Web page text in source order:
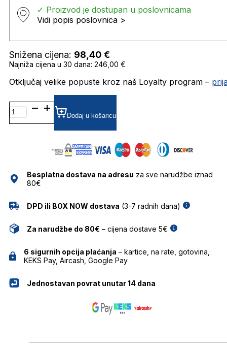
✓ Proizvod je dostupan u poslovnicama
Vidi popis poslovnica >
Snižena cijena: 98,40 €
Najniža cijena u 30 dana: 246,00 €
Otključaj velike popuste kroz naš Loyalty program –
CARDUC002/S
ZRCALNE SUNČANE
NAOČALE
Dodaj u košaricu
Besplatna dostava na adresu za sve narudžbe iznad
80€
DPD ili BOX NOW dostava (3-7 radnih dana)
Za narudžbe do 80€ – cijena dostave 5€
6 sigurnih opcija plaćanja – kartice, na rate, gotovina,
KEKS Pay, Aircash, Google Pay
Jednostavan povrat unutar 14 dana